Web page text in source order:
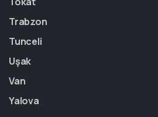
Trabzon
Tunceli
Uşak
Van
Yalova